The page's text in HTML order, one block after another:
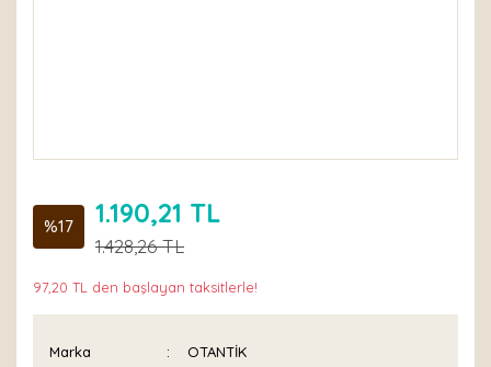
%17 1.190,21 TL
1.428,26 TL
97,20 TL den başlayan taksitlerle!
Marka OTANTİK